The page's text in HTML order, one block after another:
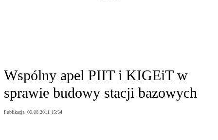
Wspólny apel PIIT i KIGEiT w
sprawie budowy stacji bazowych
Publikacja: 09.08.2011 15:54